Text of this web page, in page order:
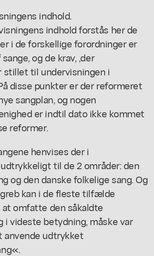
indhold.
indhold forstås her de
i de forskellige forordninger er
og de krav, ,der
stillet til undervisningen i
disse punkter er der reformeret
sangplan, og nogen
er indtil dato ikke kommet
reformer.
henvises der i
til de 2 områder: den
og den danske folkelige sang. Og
kan i de fleste tilfælde
omfatte den såkaldte
videste betydning, måske var
anvende udtrykket